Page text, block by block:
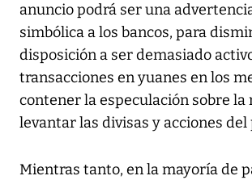
anuncio podrá ser una
simbólica a los bancos, para
disposición a ser demasiado
transacciones en yuanes en los
contener la especulación sobre la
levantar las divisas y acciones del
Mientras tanto, en la mayoría de